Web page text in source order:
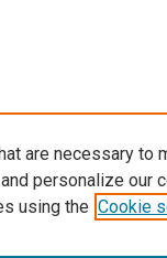
are necessary to
personalize our
using the Cookie